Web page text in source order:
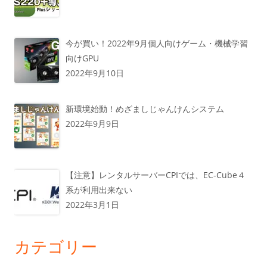
今が買い！2022年9月個人向けゲーム・機械学習
向けGPU
2022年9月10日
新環境始動！めざましじゃんけんシステム
2022年9月9日
【注意】レンタルサーバーCPIでは、EC-Cube４
系が利用出来ない
2022年3月1日
カテゴリー